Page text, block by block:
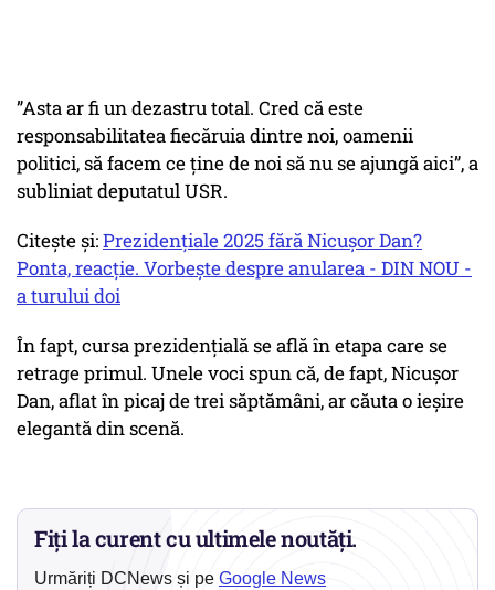
”Asta ar fi un dezastru total. Cred că este
responsabilitatea fiecăruia dintre noi, oamenii
politici, să facem ce ţine de noi să nu se ajungă aici”, a
subliniat deputatul USR.
Citește și:Prezidențiale 2025 fără Nicușor Dan?
Ponta, reacție. Vorbește despre anularea - DIN NOU -
a turului doi
În fapt, cursa prezidențială se află în etapa care se
retrage primul. Unele voci spun că, de fapt, Nicușor
Dan, aflat în picaj de trei săptămâni, ar căuta o ieșire
elegantă din scenă.
Fiți la curent cu ultimele noutăți.
Urmăriți DCNews și pe Google News